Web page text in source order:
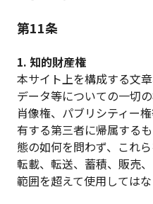
第11条
1. 知的財産権
本サイト上を構成する文
データ等についての一切
肖像権、パブリシティー
有する第三者に帰属する
態の如何を問わず、これ
転載、転送、蓄積、販売
範囲を超えて使用してはな